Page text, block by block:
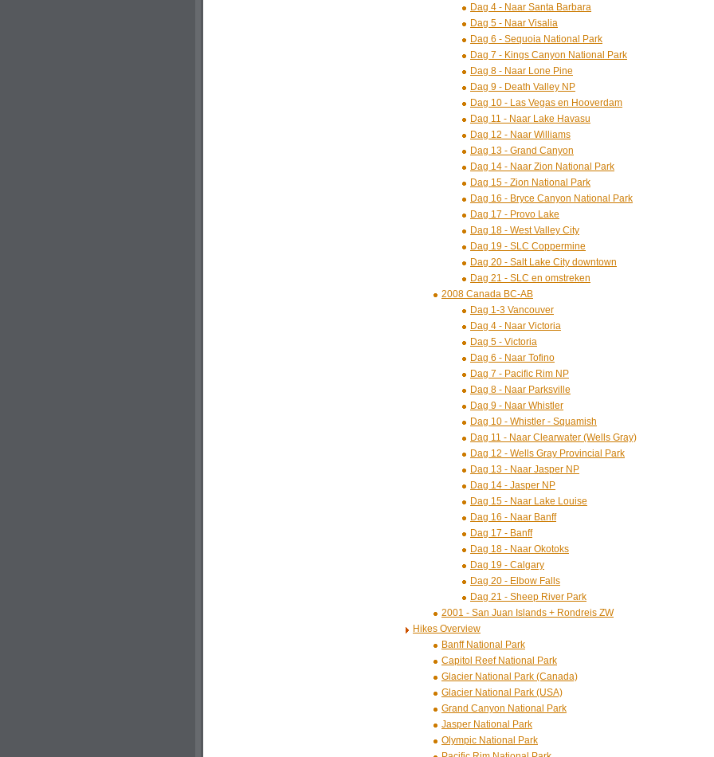
Dag 4 - Naar Santa Barbara
Dag 5 - Naar Visalia
Dag 6 - Sequoia National Park
Dag 7 - Kings Canyon National Park
Dag 8 - Naar Lone Pine
Dag 9 - Death Valley NP
Dag 10 - Las Vegas en Hooverdam
Dag 11 - Naar Lake Havasu
Dag 12 - Naar Williams
Dag 13 - Grand Canyon
Dag 14 - Naar Zion National Park
Dag 15 - Zion National Park
Dag 16 - Bryce Canyon National Park
Dag 17 - Provo Lake
Dag 18 - West Valley City
Dag 19 - SLC Coppermine
Dag 20 - Salt Lake City downtown
Dag 21 - SLC en omstreken
2008 Canada BC-AB
Dag 1-3 Vancouver
Dag 4 - Naar Victoria
Dag 5 - Victoria
Dag 6 - Naar Tofino
Dag 7 - Pacific Rim NP
Dag 8 - Naar Parksville
Dag 9 - Naar Whistler
Dag 10 - Whistler - Squamish
Dag 11 - Naar Clearwater (Wells Gray)
Dag 12 - Wells Gray Provincial Park
Dag 13 - Naar Jasper NP
Dag 14 - Jasper NP
Dag 15 - Naar Lake Louise
Dag 16 - Naar Banff
Dag 17 - Banff
Dag 18 - Naar Okotoks
Dag 19 - Calgary
Dag 20 - Elbow Falls
Dag 21 - Sheep River Park
2001 - San Juan Islands + Rondreis ZW
Hikes Overview
Banff National Park
Capitol Reef National Park
Glacier National Park (Canada)
Glacier National Park (USA)
Grand Canyon National Park
Jasper National Park
Olympic National Park